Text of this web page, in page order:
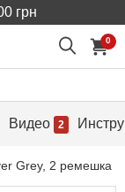
грн
0
Видео 2
Grey, 2 ремешка